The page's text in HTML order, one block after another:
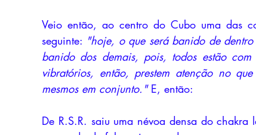
Veio então, ao centro do Cubo uma das
seguinte: "hoje, o que será banido de
banido dos demais, pois, todos estão
vibratórios, então, prestem atenção no
mesmos em conjunto." E, então:
De R.S.R. saiu uma névoa densa do